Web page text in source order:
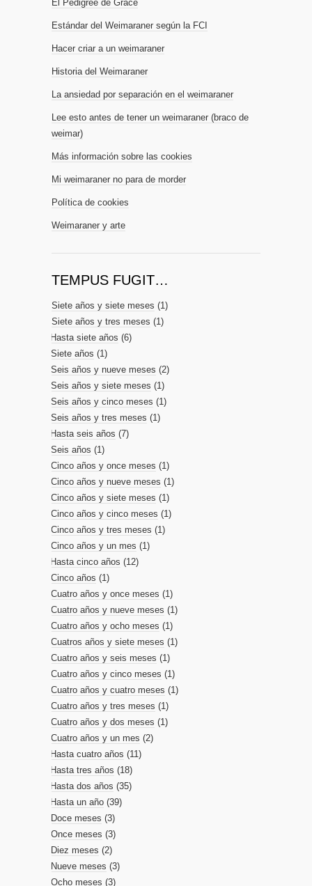
El Pedigree de Grace
Estándar del Weimaraner según la FCI
Hacer criar a un weimaraner
Historia del Weimaraner
La ansiedad por separación en el weimaraner
Lee esto antes de tener un weimaraner (braco de
weimar)
Más información sobre las cookies
Mi weimaraner no para de morder
Política de cookies
Weimaraner y arte
TEMPUS FUGIT…
Siete años y siete meses (1)
Siete años y tres meses (1)
Hasta siete años (6)
Siete años (1)
Seis años y nueve meses (2)
Seis años y siete meses (1)
Seis años y cinco meses (1)
Seis años y tres meses (1)
Hasta seis años (7)
Seis años (1)
Cinco años y once meses (1)
Cinco años y nueve meses (1)
Cinco años y siete meses (1)
Cinco años y cinco meses (1)
Cinco años y tres meses (1)
Cinco años y un mes (1)
Hasta cinco años (12)
Cinco años (1)
Cuatro años y once meses (1)
Cuatro años y nueve meses (1)
Cuatro años y ocho meses (1)
Cuatros años y siete meses (1)
Cuatro años y seis meses (1)
Cuatro años y cinco meses (1)
Cuatro años y cuatro meses (1)
Cuatro años y tres meses (1)
Cuatro años y dos meses (1)
Cuatro años y un mes (2)
Hasta cuatro años (11)
Hasta tres años (18)
Hasta dos años (35)
Hasta un año (39)
Doce meses (3)
Once meses (3)
Diez meses (2)
Nueve meses (3)
Ocho meses (3)